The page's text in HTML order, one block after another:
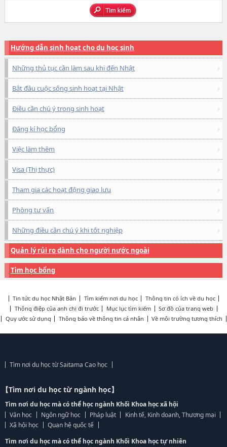
Hướng dẫn sinh hoạt cho du học sinh
Những thủ tục cần làm sau khi đến Nhật
Bắt đầu cuộc sống sinh hoạt tại Nhật
Điều cần chú ý trong sinh hoạt
Đăng kí học bổng
Việc làm thêm
Visa (Thị thực)
Tham gia các hoạt động giao lưu
Phòng tư vấn
Những điều cần chú ý khi tốt nghiệp
Quản lý rủi ro dành cho người nước ngoài
Tìm học bổng
Tin tức du học Nhật Bản Tìm kiếm nơi du học
Thông tin có ích về du học
Thông điệp của anh chị đi trước
Mục lục tìm kiếm
Sơ đồ của trang web
Quy ước sử dụng
Thông báo về thông tin cá nhân Về môi trường tương thích
Tìm nơi du học từ Saitama Cao học
【Tìm nơi du học từ ngành học】
Tìm nơi du học mà có thể học ngành Khối Khoa học xã hội
Văn học
Ngôn ngữ học Pháp luật
Kinh tế, Kinh doanh, Thương mại
Xã hội học
Quan hệ quốc tế
Tìm nơi du học mà có thể học ngành Khối Khoa học tự nhiên